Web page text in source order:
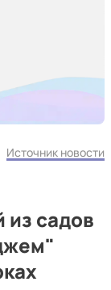
Источник новости
из садов